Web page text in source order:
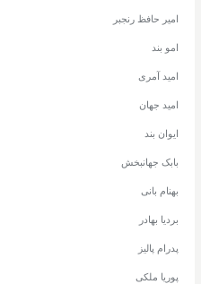
امیر حافظ رنجبر
امو بند
امید آمری
امید جهان
ایوان بند
بابک جهانبخش
بهنام بانی
بردیا بهادر
پدرام پالیز
پوریا ملکی